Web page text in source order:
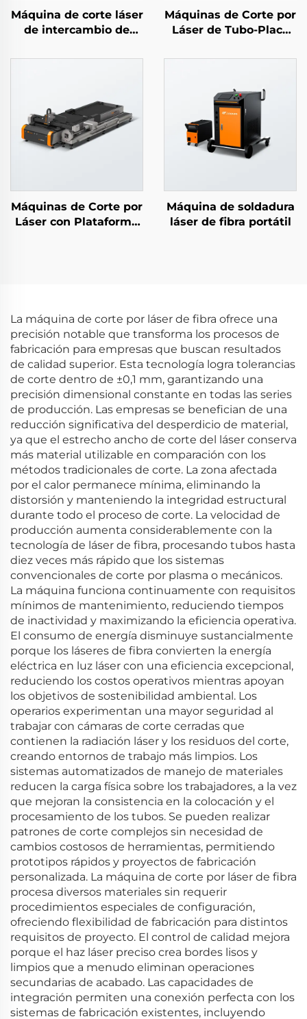
Máquina de corte láser
de intercambio de
Máquinas de Corte por
Láser de Tubo-Placa
Máquinas de Corte por
Láser con Plataforma
Máquina de soldadura
láser de fibra portátil
La máquina de corte por láser de fibra ofrece una
precisión notable que transforma los procesos de
fabricación para empresas que buscan resultados
de calidad superior. Esta tecnología logra tolerancias
de corte dentro de ±0,1 mm, garantizando una
precisión dimensional constante en todas las series
de producción. Las empresas se benefician de una
reducción significativa del desperdicio de material,
ya que el estrecho ancho de corte del láser conserva
más material utilizable en comparación con los
métodos tradicionales de corte. La zona afectada
por el calor permanece mínima, eliminando la
distorsión y manteniendo la integridad estructural
durante todo el proceso de corte. La velocidad de
producción aumenta considerablemente con la
tecnología de láser de fibra, procesando tubos hasta
diez veces más rápido que los sistemas
convencionales de corte por plasma o mecánicos.
La máquina funciona continuamente con requisitos
mínimos de mantenimiento, reduciendo tiempos
de inactividad y maximizando la eficiencia operativa.
El consumo de energía disminuye sustancialmente
porque los láseres de fibra convierten la energía
eléctrica en luz láser con una eficiencia excepcional,
reduciendo los costos operativos mientras apoyan
los objetivos de sostenibilidad ambiental. Los
operarios experimentan una mayor seguridad al
trabajar con cámaras de corte cerradas que
contienen la radiación láser y los residuos del corte,
creando entornos de trabajo más limpios. Los
sistemas automatizados de manejo de materiales
reducen la carga física sobre los trabajadores, a la vez
que mejoran la consistencia en la colocación y el
procesamiento de los tubos. Se pueden realizar
patrones de corte complejos sin necesidad de
cambios costosos de herramientas, permitiendo
prototipos rápidos y proyectos de fabricación
personalizada. La máquina de corte por láser de fibra
procesa diversos materiales sin requerir
procedimientos especiales de configuración,
ofreciendo flexibilidad de fabricación para distintos
requisitos de proyecto. El control de calidad mejora
porque el haz láser preciso crea bordes lisos y
limpios que a menudo eliminan operaciones
secundarias de acabado. Las capacidades de
integración permiten una conexión perfecta con los
sistemas de fabricación existentes, incluyendo